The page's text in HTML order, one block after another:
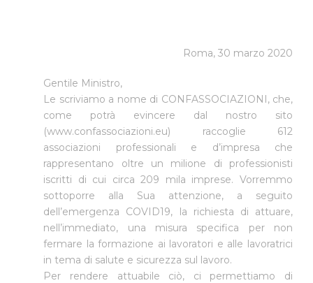
Roma, 30 marzo 2020
Gentile Ministro,
Le scriviamo a nome di CONFASSOCIAZIONI, che,
come potrà evincere dal nostro sito
(www.confassociazioni.eu) raccoglie 612
associazioni professionali e d’impresa che
rappresentano oltre un milione di professionisti
iscritti di cui circa 209 mila imprese. Vorremmo
sottoporre alla Sua attenzione, a seguito
dell’emergenza COVID19, la richiesta di attuare,
nell’immediato, una misura specifica per non
fermare la formazione ai lavoratori e alle lavoratrici
in tema di salute e sicurezza sul lavoro.
Per rendere attuabile ciò, ci permettiamo di